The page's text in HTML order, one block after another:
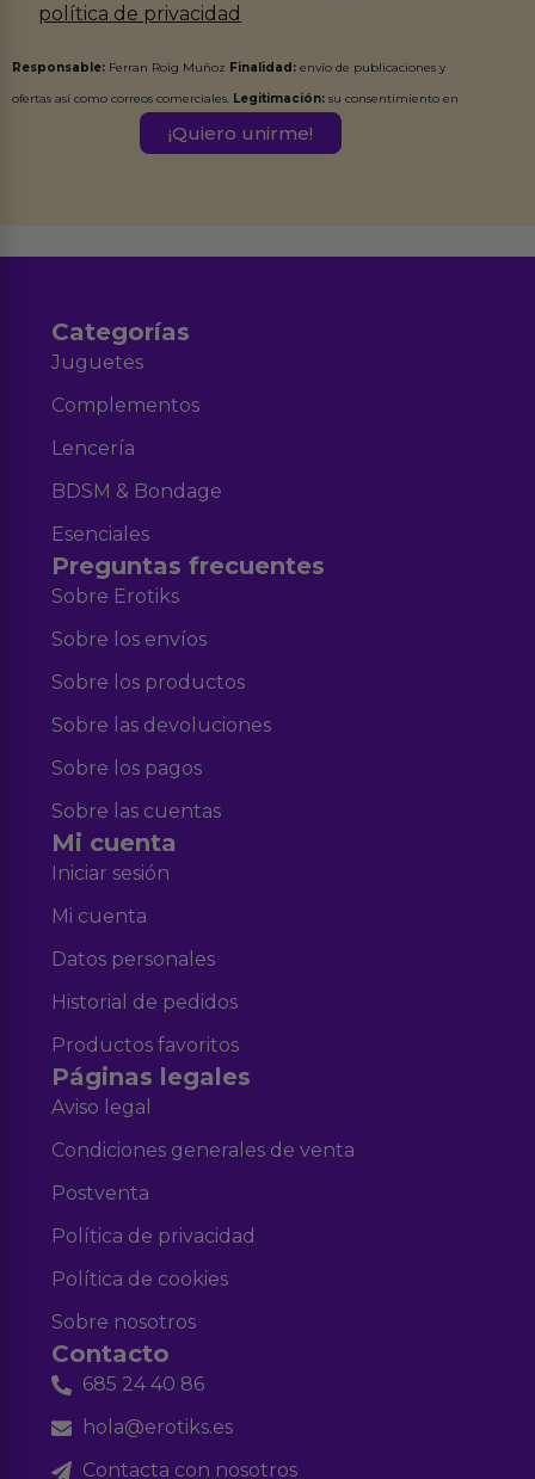
política de privacidad
Responsable: Ferran Roig Muñoz Finalidad: envío de publicaciones y
ofertas así como correos comerciales. Legitimación: su consentimiento en
Destinatarios:Ferran Roig Muñoz. Podrás ejercer tus
Categorías
Juguetes
Complementos
Lencería
BDSM & Bondage
Esenciales
Preguntas frecuentes
Sobre Erotiks
Sobre los envíos
Sobre los productos
Sobre las devoluciones
Sobre los pagos
Sobre las cuentas
Mi cuenta
Iniciar sesión
Mi cuenta
Datos personales
Historial de pedidos
Productos favoritos
Páginas legales
Aviso legal
Condiciones generales de venta
Postventa
Política de privacidad
Política de cookies
Sobre nosotros
Contacto
685 24 40 86
hola@erotiks.es
Contacta con nosotros